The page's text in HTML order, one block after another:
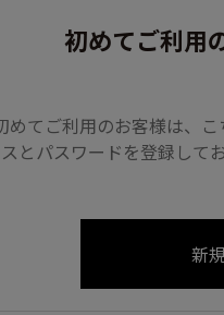
初めてご利用
めてご利用のお客様は、こ
とパスワードを登録して